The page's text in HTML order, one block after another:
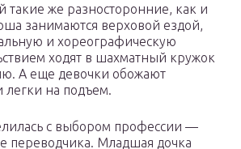
такие же разносторонние, как и
занимаются верховой ездой,
и хореографическую
ходят в шахматный кружок
А еще девочки обожают
легки на подъем.
с выбором профессии —
переводчика. Младшая дочка